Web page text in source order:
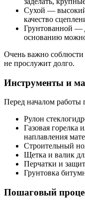
Сухой — высокий
качество
Грунтованной —
основанию
Очень важно соблюсти
не прослужит долго.
Инструменты и
Перед началом работы
Рулон
Газовая горелка
наплавления
Строительный
Щетка и валик
Перчатки и
Грунтовка
Пошаговый